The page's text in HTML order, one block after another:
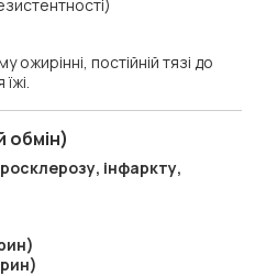
постійній тязі до
обмін)
інфаркту,